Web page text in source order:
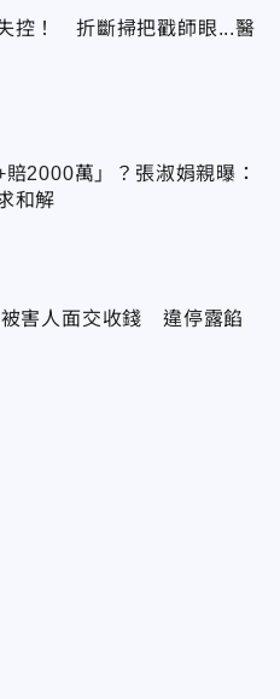
控！ 折斷掃把戳師眼...醫
2000萬」？張淑娟親曝：
和解
害人面交收錢 違停露餡